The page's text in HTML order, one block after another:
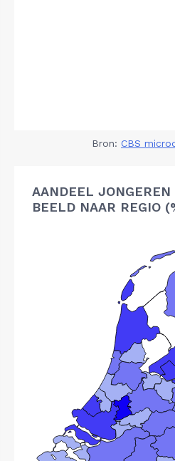
Bron: CBS
AANDEEL JONGEREN
BEELD NAAR REGIO